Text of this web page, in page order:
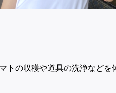
の収穫や道具の洗浄などを